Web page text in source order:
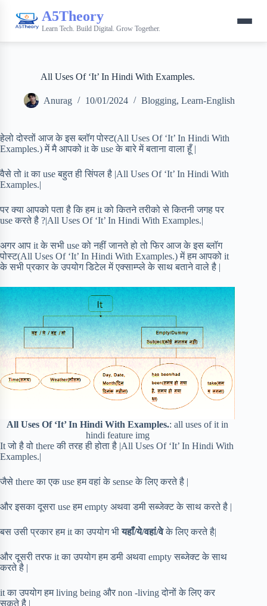
A5Theory
Learn Tech. Build Digital. Grow Together.
All Uses Of ‘It’ In Hindi With Examples.
Anurag 10/01/2024 Blogging, Learn-English
हेलो दोस्तों आज के इस ब्लॉग पोस्ट(All Uses Of ‘It’ In Hindi With
Examples.) में मै आपको it के use के बारे में बताना वाला हूँ |
वैसे तो it का use बहुत ही सिंपल है |All Uses Of ‘It’ In Hindi With
Examples.|
पर क्या आपको पता है कि हम it को कितने तरीको से कितनी जगह पर
use करते है ?|All Uses Of ‘It’ In Hindi With Examples.|
अगर आप it के सभी use को नहीं जानते हो तो फिर आज के इस ब्लॉग
पोस्ट(All Uses Of ‘It’ In Hindi With Examples.) में हम आपको it
के सभी प्रकार के उपयोग डिटेल में एक्साम्प्ले के साथ बताने वाले है |
All Uses Of ‘It’ In Hindi With Examples.: all uses of it in
hindi feature img
It जो है वो there की तरह ही होता है |All Uses Of ‘It’ In Hindi With
Examples.|
जैसे there का एक use हम वहां के sense के लिए करते है |
और इसका दूसरा use हम empty अथवा डमी सब्जेक्ट के साथ करते है |
बस उसी प्रकार हम it का उपयोग भीयहाँ/ये/वहां/वेके लिए करते है|
और दूसरी तरफ it का उपयोग हम डमी अथवा empty सब्जेक्ट के साथ
करते है |
it का उपयोग हम living being और non -living दोनों के लिए कर
सकते है |